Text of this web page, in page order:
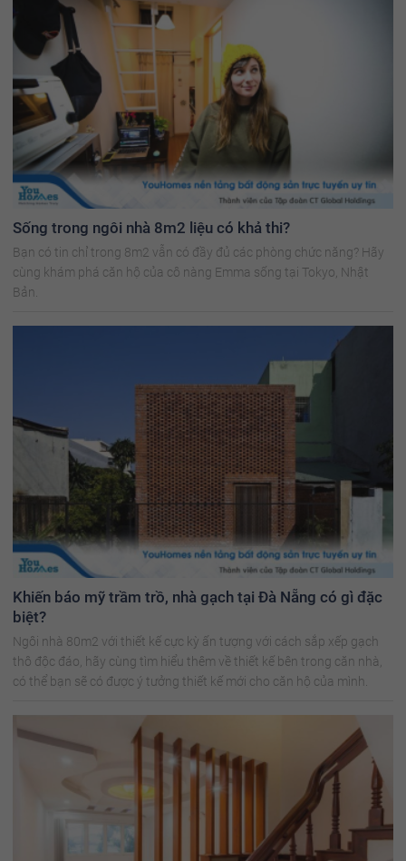
Sống trong ngôi nhà 8m2 liệu có khả thi?
Bạn có tin chỉ trong 8m2 vẫn có đầy đủ các phòng chức năng? Hãy
cùng khám phá căn hộ của cô nàng Emma sống tại Tokyo, Nhật
Bản.
Khiến báo mỹ trầm trồ, nhà gạch tại Đà Nẵng có gì đặc
biệt?
Ngôi nhà 80m2 với thiết kế cực kỳ ấn tượng với cách sắp xếp gạch
thô độc đáo, hãy cùng tìm hiểu thêm về thiết kế bên trong căn nhà,
có thể bạn sẽ có được ý tưởng thiết kế mới cho căn hộ của mình.